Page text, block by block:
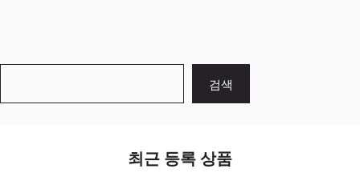
검색
최근 등록 상품